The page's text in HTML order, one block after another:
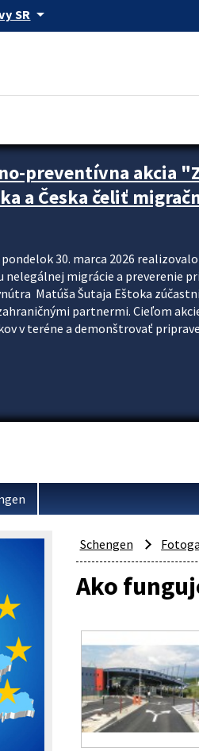
SR arrow_drop_down
preventívna akcia
a Česka čeliť
30. marca 2026
nelegálnej migrácie a preverenie
Matúša Šutaja Eštoka
partnermi. Cieľom
v teréne a demonštrovať
Schengen
Ako